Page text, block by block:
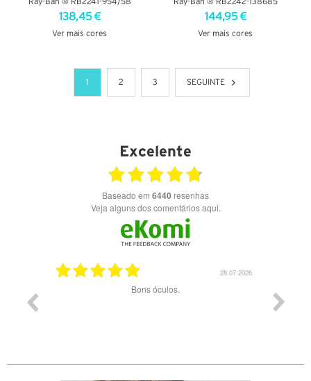
Ray-Ban ® RB2241-954/58
138,45 €
Ver mais cores
Ray-Ban ® RB2242-138685
144,95 €
Ver mais cores
1 2 3 SEGUINTE
Excelente
Baseado em 6440 resenhas
Veja alguns dos comentários aqui.
28.07.2026
Bons óculos.